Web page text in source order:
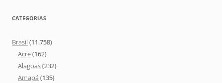
CATEGORIAS
Brasil(11.758)
Acre(162)
Alagoas(232)
Amapá (135)